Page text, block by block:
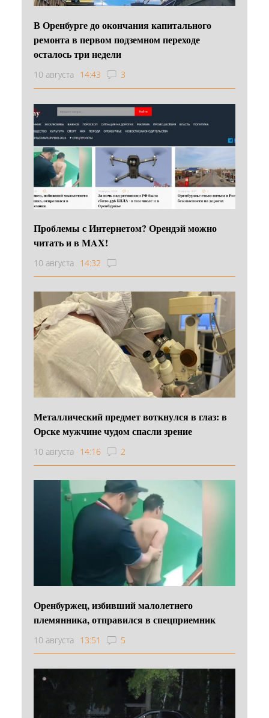
В Оренбурге до окончания капитального
ремонта в первом подземном переходе
осталось три недели
10 августа 14:43 3
Проблемы с Интернетом? Орендэй можно
читать и в MAX!
10 августа 14:32
Металлический предмет воткнулся в глаз: в
Орске мужчине чудом спасли зрение
10 августа 14:16 2
Оренбуржец, избивший малолетнего
племянника, отправился в спецприемник
10 августа 13:51 5